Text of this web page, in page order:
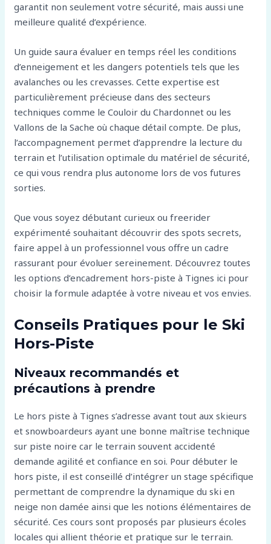
garantit non seulement votre sécurité, mais aussi une
meilleure qualité d’expérience.
Un guide saura évaluer en temps réel les conditions
d’enneigement et les dangers potentiels tels que les
avalanches ou les crevasses. Cette expertise est
particulièrement précieuse dans des secteurs
techniques comme le Couloir du Chardonnet ou les
Vallons de la Sache où chaque détail compte. De plus,
l’accompagnement permet d’apprendre la lecture du
terrain et l’utilisation optimale du matériel de sécurité,
ce qui vous rendra plus autonome lors de vos futures
sorties.
Que vous soyez débutant curieux ou freerider
expérimenté souhaitant découvrir des spots secrets,
faire appel à un professionnel vous offre un cadre
rassurant pour évoluer sereinement. Découvrez toutes
les options d’encadrement hors-piste à Tignes ici pour
choisir la formule adaptée à votre niveau et vos envies.
Conseils Pratiques pour le Ski
Hors-Piste
Niveaux recommandés et
précautions à prendre
Le hors piste à Tignes s’adresse avant tout aux skieurs
et snowboardeurs ayant une bonne maîtrise technique
sur piste noire car le terrain souvent accidenté
demande agilité et confiance en soi. Pour débuter le
hors piste, il est conseillé d’intégrer un stage spécifique
permettant de comprendre la dynamique du ski en
neige non damée ainsi que les notions élémentaires de
sécurité. Ces cours sont proposés par plusieurs écoles
locales qui allient théorie et pratique sur le terrain.